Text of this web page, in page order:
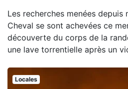
Les recherches menées
Cheval se sont achevées ce
découverte du corps de la
une lave torrentielle après un
Locales